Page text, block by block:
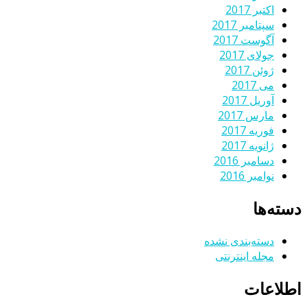
اکتبر 2017
سپتامبر 2017
آگوست 2017
جولای 2017
ژوئن 2017
می 2017
آوریل 2017
مارس 2017
فوریه 2017
ژانویه 2017
دسامبر 2016
نوامبر 2016
دسته‌ها
دسته‌بندی نشده
مجله اینترنتی
اطلاعات